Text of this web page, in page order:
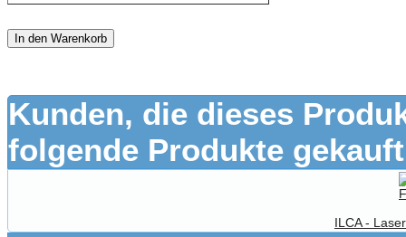
In den Warenkorb
Kunden, die dieses
folgende Produkte
ILCA -